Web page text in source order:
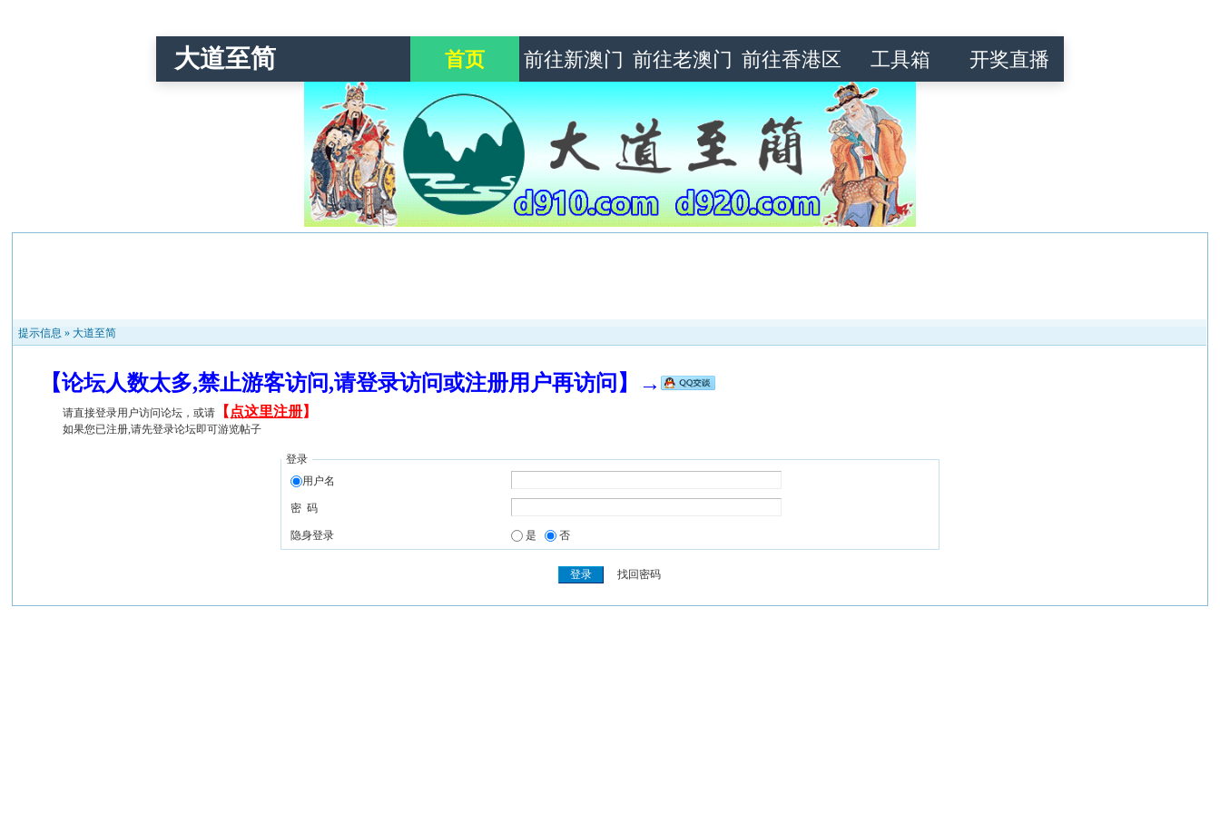
大道至简 首页 前往新澳门 前往老澳门 前往香港区 工具箱 开奖直播
提示信息 » 大道至简
【论坛人数太多,禁止游客访问,请登录访问或注册用户再访问】→
请直接登录用户访问论坛，或请 【 点这里注册】
如果您已注册,请先登录论坛即可游览帖子
登录
用户名
密 码
隐身登录 是 否
找回密码